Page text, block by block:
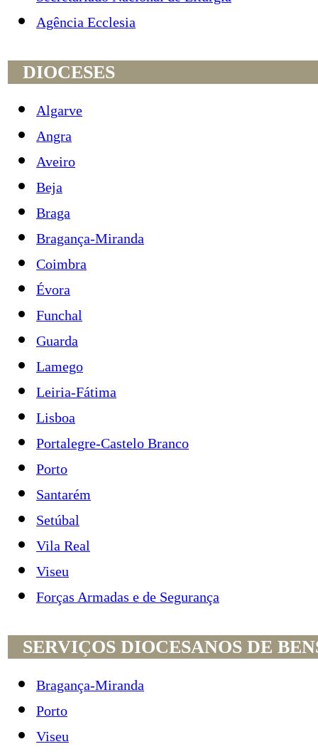
Agência Ecclesia
DIOCESES
Algarve
Angra
Aveiro
Beja
Braga
Bragança-Miranda
Coimbra
Évora
Funchal
Guarda
Lamego
Leiria-Fátima
Lisboa
Portalegre-Castelo Branco
Porto
Santarém
Setúbal
Vila Real
Viseu
Forças Armadas e de Segurança
SERVIÇOS DIOCESANOS DE
Bragança-Miranda
Porto
Viseu